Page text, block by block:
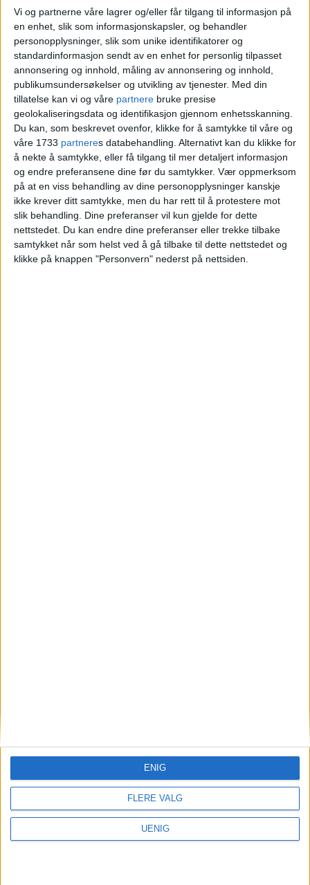
Vi og partnerne våre lagrer og/eller får tilgang til informasjon på
en enhet, slik som informasjonskapsler, og behandler
personopplysninger, slik som unike identifikatorer og
standardinformasjon sendt av en enhet for personlig tilpasset
annonsering og innhold, måling av annonsering og innhold,
publikumsundersøkelser og utvikling av tjenester. Med din
tillatelse kan vi og våre partnere bruke presise
geolokaliseringsdata og identifikasjon gjennom enhetsskanning.
Du kan, som beskrevet ovenfor, klikke for å samtykke til våre og
våre 1733 partneres databehandling. Alternativt kan du klikke for
å nekte å samtykke, eller få tilgang til mer detaljert informasjon
og endre preferansene dine før du samtykker. Vær oppmerksom
på at en viss behandling av dine personopplysninger kanskje
ikke krever ditt samtykke, men du har rett til å protestere mot
slik behandling. Dine preferanser vil kun gjelde for dette
nettstedet. Du kan endre dine preferanser eller trekke tilbake
samtykket når som helst ved å gå tilbake til dette nettstedet og
klikke på knappen "Personvern" nederst på nettsiden.
FLERE VALG
UENIG
ENIG
gjenopprettet byggets ikoniske
prakt
I dag er det duket for den
årlige seremonien på
Vettakollen: – Bygger bro
kjempe om Oslo bys